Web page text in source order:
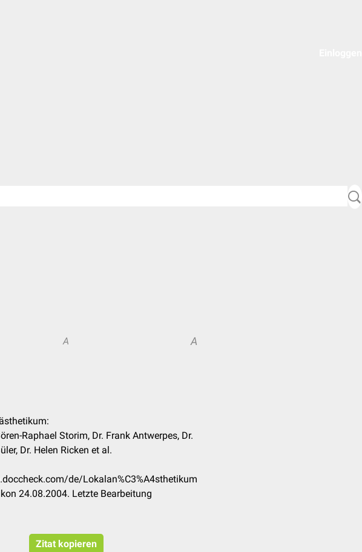
A A
Raphael Storim, Dr. Frank Antwerpes, Dr.
Dr. Helen Ricken et al.
de/Lokalan%C3%A4sthetikum
24.08.2004. Letzte Bearbeitung
Zitat kopieren